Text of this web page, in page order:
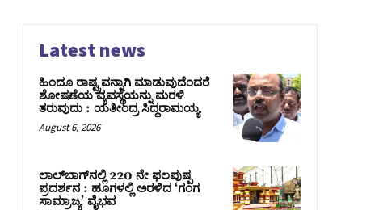
Latest news
ಹಿಂದೂ ರಾಷ್ಟ್ರವನ್ನಾಗಿ ಮಾಡುವುದೆಂದರೆ
ಶೋಷಣೆಯ ವ್ಯವಸ್ಥೆಯನ್ನು ಮರಳಿ
ತರುವುದು : ಯತೀಂದ್ರ ಸಿದ್ದರಾಮಯ್ಯ
August 6, 2026
ಲಾಲ್‍ಬಾಗ್‍ನಲ್ಲಿ 220 ನೇ ಫಲಪುಷ್ಪ
ಪ್ರದರ್ಶನ : ಹೂಗಳಲ್ಲಿ ಅರಳಿದ ‘ಗಂಗ
ಸಾಮ್ರಾಜ್ಯ’ ವೈಭವ